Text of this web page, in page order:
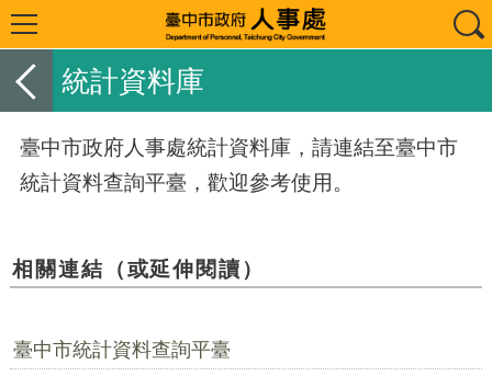
統計資料庫
臺中市政府人事處統計資料庫，請連結至臺中市
統計資料查詢平臺，歡迎參考使用。
相關連結（或延伸閱讀）
臺中市統計資料查詢平臺